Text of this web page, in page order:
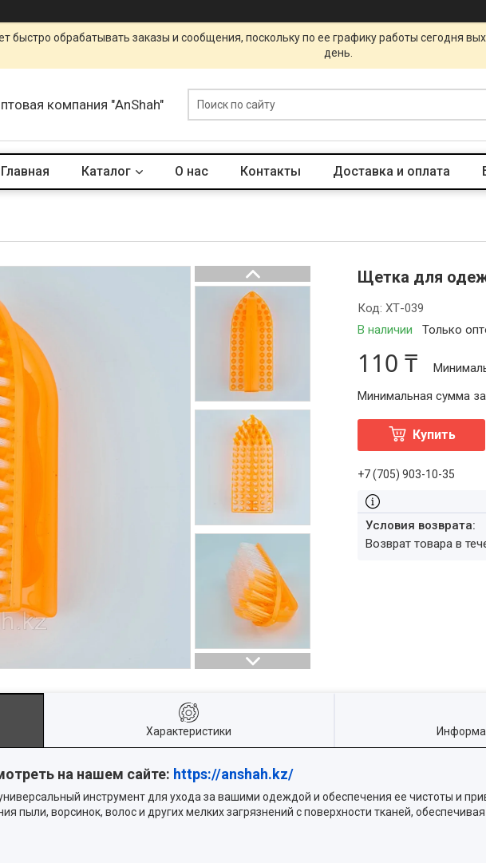
быстро обрабатывать заказы и сообщения, поскольку по ее графику работы сегодня
день.
компания "AnShah"
Главная Каталог О нас Контакты Доставка и оплата
Щетка для
В наличии Только
Код:ХТ-039
110 ₸
Минимальная сумма
Купить
+7 (705) 903-10-35
возврат товара в
Характеристики
на нашем сайте: https://anshah.kz/
инструмент для ухода за вашими одеждой и обеспечения ее чистоты и
пыли, ворсинок, волос и других мелких загрязнений с поверхности тканей,